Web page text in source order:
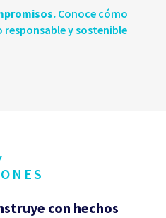
Conoce cómo
y sostenible
con hechos